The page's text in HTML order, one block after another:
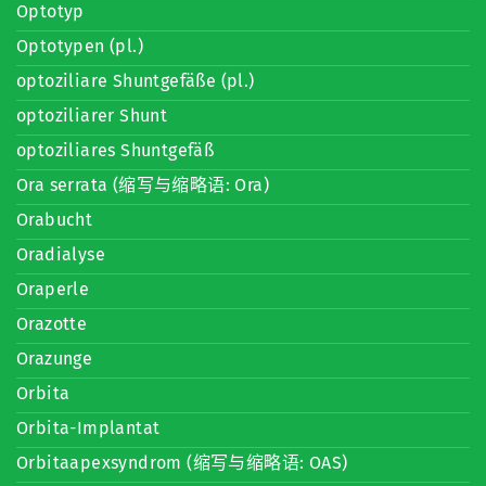
Optotyp
Optotypen (pl.)
optoziliare Shuntgefäße (pl.)
optoziliarer Shunt
optoziliares Shuntgefäß
Ora serrata (缩写与缩略语: Ora)
Orabucht
Oradialyse
Oraperle
Orazotte
Orazunge
Orbita
Orbita-Implantat
Orbitaapexsyndrom (缩写与缩略语: OAS)